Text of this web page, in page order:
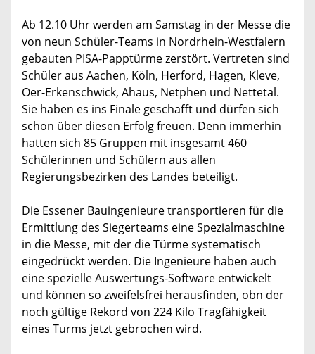
Ab 12.10 Uhr werden am Samstag in der Messe die
von neun Schüler-Teams in Nordrhein-Westfalern
gebauten PISA-Papptürme zerstört. Vertreten sind
Schüler aus Aachen, Köln, Herford, Hagen, Kleve,
Oer-Erkenschwick, Ahaus, Netphen und Nettetal.
Sie haben es ins Finale geschafft und dürfen sich
schon über diesen Erfolg freuen. Denn immerhin
hatten sich 85 Gruppen mit insgesamt 460
Schülerinnen und Schülern aus allen
Regierungsbezirken des Landes beteiligt.
Die Essener Bauingenieure transportieren für die
Ermittlung des Siegerteams eine Spezialmaschine
in die Messe, mit der die Türme systematisch
eingedrückt werden. Die Ingenieure haben auch
eine spezielle Auswertungs-Software entwickelt
und können so zweifelsfrei herausfinden, obn der
noch gültige Rekord von 224 Kilo Tragfähigkeit
eines Turms jetzt gebrochen wird.